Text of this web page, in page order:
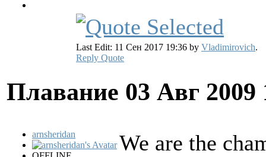
Last Edit: 11 Сен 2017 19:36 by Vladimirovich.
Reply Quote
Плавание 03 Авг
arnsheridan We are the